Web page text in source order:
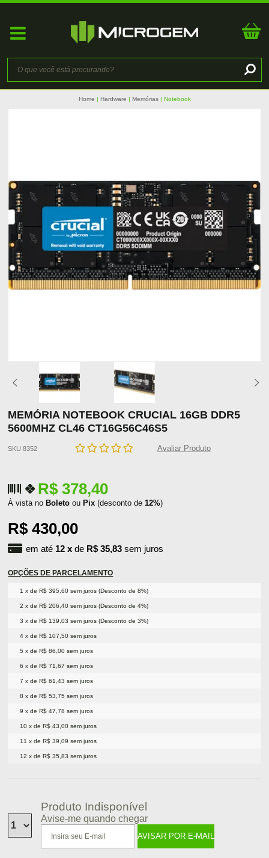
Home Hardware Memórias Notebook
MEMÓRIA NOTEBOOK CRUCIAL 16GB DDR5
5600MHZ CL46 CT16G56C46S5
SKU 8352 Avaliar Produto
R$ 378,40
À vista noBoleto ouPix (desconto de 12%)
R$ 430,00
em até 12 x de R$ 35,83 sem juros
OPÇÕES DE PARCELAMENTO
1 x de R$ 395,60 sem juros (Desconto de 8%)
2 x de R$ 206,40 sem juros (Desconto de 4%)
3 x de R$ 139,03 sem juros (Desconto de 3%)
4 x de R$ 107,50 sem juros
5 x de R$ 86,00 sem juros
6 x de R$ 71,67 sem juros
7 x de R$ 61,43 sem juros
8 x de R$ 53,75 sem juros
9 x de R$ 47,78 sem juros
10 x de R$ 43,00 sem juros
11 x de R$ 39,09 sem juros
12 x de R$ 35,83 sem juros
Produto Indisponível
Avise-me quando chegar